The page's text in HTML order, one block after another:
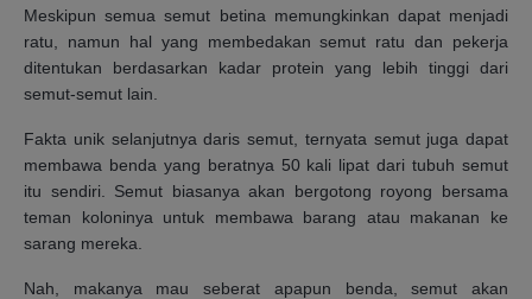
Meskipun semua semut betina memungkinkan dapat menjadi
ratu, namun hal yang membedakan semut ratu dan pekerja
ditentukan berdasarkan kadar protein yang lebih tinggi dari
semut-semut lain.
Fakta unik selanjutnya daris semut, ternyata semut juga dapat
membawa benda yang beratnya 50 kali lipat dari tubuh semut
itu sendiri. Semut biasanya akan bergotong royong bersama
teman koloninya untuk membawa barang atau makanan ke
sarang mereka.
Nah, makanya mau seberat apapun benda, semut akan